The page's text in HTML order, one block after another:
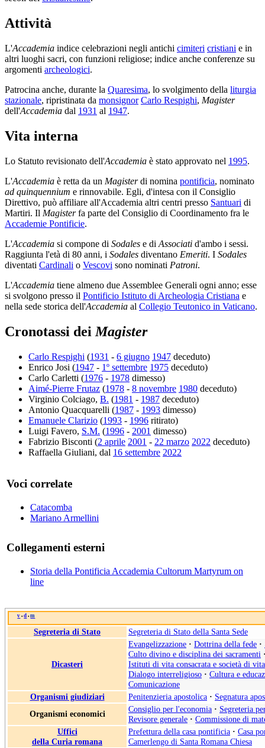
Attività
L'Accademia indice celebrazioni negli antichi cimiteri cristiani e in
altri luoghi sacri, con funzioni religiose; indice anche conferenze su
argomenti archeologici.
Patrocina anche, durante la Quaresima, lo svolgimento della liturgia
stazionale, ripristinata da monsignor Carlo Respighi, Magister
dell'Accademia dal 1931 al 1947.
Vita interna
Lo Statuto revisionato dell'Accademia è stato approvato nel 1995.
L'Accademia è retta da un Magisterdi nomina pontificia, nominato
ad quinquennium e rinnovabile. Egli, d'intesa con il Consiglio
Direttivo, può affiliare all'Accademia altri centri presso Santuari di
Martiri. Il Magisterfa parte del Consiglio di Coordinamento fra le
Accademie Pontificie.
L'Accademia si compone di Sodales e di Associati d'ambo i sessi.
Raggiunta l'età di 80 anni, i Sodales diventano Emeriti. I Sodales
diventati Cardinali o Vescovi sono nominati Patroni.
L'Accademia tiene almeno due Assemblee Generali ogni anno; esse
si svolgono presso il Pontificio Istituto di Archeologia Cristiana e
nella sede storica dell'Accademia al Collegio Teutonico in Vaticano.
Cronotassi dei Magister
Carlo Respighi (1931 - 6 giugno 1947 deceduto)
Enrico Josi (1947 - 1º settembre 1975 deceduto)
Carlo Carletti (1976 - 1978 dimesso)
Aimé-Pierre Frutaz (1978 - 8 novembre 1980 deceduto)
Virginio Colciago, B. (1981 - 1987 deceduto)
Antonio Quacquarelli (1987 - 1993 dimesso)
Emanuele Clarizio (1993 - 1996 ritirato)
Luigi Favero, S.M. (1996 - 2001 dimesso)
Fabrizio Bisconti (2 aprile 2001 - 22 marzo 2022 deceduto)
Raffaella Giuliani, dal 16 settembre 2022
Voci correlate
Catacomba
Mariano Armellini
Collegamenti esterni
Storia della Pontificia Accademia Cultorum Martyrum on
line
v • d • m
Segreteria di Stato Segreteria di Stato della Santa Sede
Dicasteri
Evangelizzazione · Dottrina della fede ·
Culto divino e disciplina dei sacramenti
Istituti di vita consacrata e società di
Dialogo interreligioso · Cultura e
Comunicazione
Organismi giudiziari
Penitenzieria apostolica · Segnatura
Organismi economici
Consiglio per l'economia · Segreteria
Revisore generale · Commissione di
Uffici
della Curia romana
Prefettura della casa pontificia · Casa
Camerlengo di Santa Romana Chiesa